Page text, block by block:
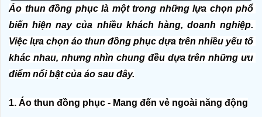
Áo thun đồng phục là một trong những lựa chọn phổ
biến hiện nay của nhiều khách hàng, doanh nghiệp.
Việc lựa chọn áo thun đồng phục dựa trên nhiều yếu tố
khác nhau, nhưng nhìn chung đều dựa trên những ưu
điểm nổi bật của áo sau đây.
1. Áo thun đồng phục - Mang đến vẻ ngoài năng động